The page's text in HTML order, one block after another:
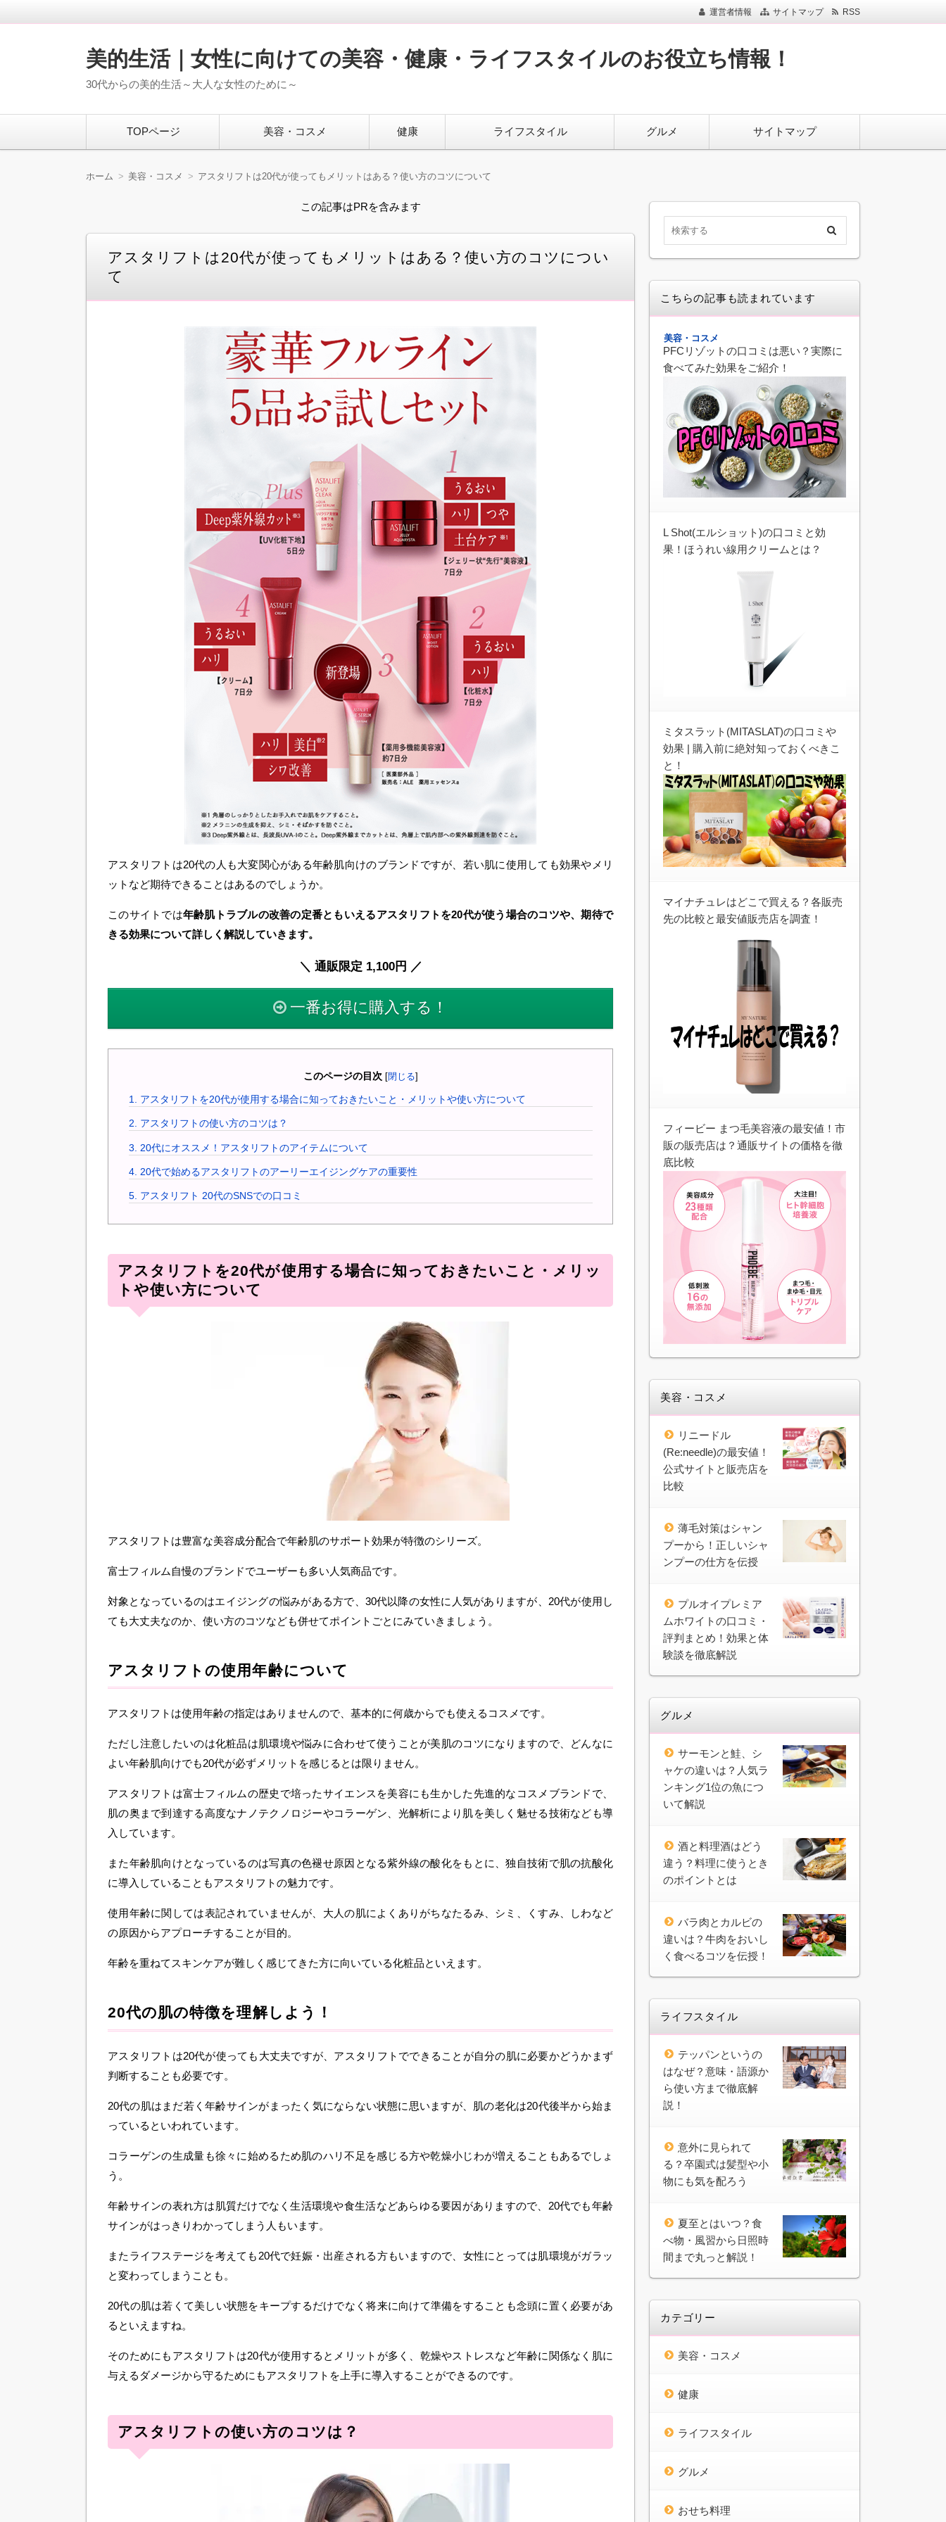
運営者情報 サイトマップ RSS
美的生活｜女性に向けての美容・健康・ライフスタイルのお役立ち情報！
30代からの美的生活～大人な女性のために～
TOPページ 美容・コスメ 健康 ライフスタイル グルメ サイトマップ
ホーム 美容・コスメ アスタリフトは20代が使ってもメリットはある？使い方のコツについて
この記事はPRを含みます
アスタリフトは20代が使ってもメリットはある？使い方のコツについ
て
アスタリフトは20代の人も大変関心がある年齢肌向けのブランドですが、若い肌に使用しても効果やメリ
ットなど期待できることはあるのでしょうか。
このサイトでは年齢肌トラブルの改善の定番ともいえるアスタリフトを20代が使う場合のコツや、期待で
きる効果について詳しく解説していきます。
＼ 通販限定 1,100円 ／
一番お得に購入する！
このページの目次 [閉じる]
1. アスタリフトを20代が使用する場合に知っておきたいこと・メリットや使い方について
2. アスタリフトの使い方のコツは？
3. 20代にオススメ！アスタリフトのアイテムについて
4. 20代で始めるアスタリフトのアーリーエイジングケアの重要性
5. アスタリフト 20代のSNSでの口コミ
アスタリフトを20代が使用する場合に知っておきたいこと・メリッ
トや使い方について
アスタリフトは豊富な美容成分配合で年齢肌のサポート効果が特徴のシリーズ。
富士フィルム自慢のブランドでユーザーも多い人気商品です。
対象となっているのはエイジングの悩みがある方で、30代以降の女性に人気がありますが、20代が使用し
ても大丈夫なのか、使い方のコツなども併せてポイントごとにみていきましょう。
アスタリフトの使用年齢について
アスタリフトは使用年齢の指定はありませんので、基本的に何歳からでも使えるコスメです。
ただし注意したいのは化粧品は肌環境や悩みに合わせて使うことが美肌のコツになりますので、どんなに
よい年齢肌向けでも20代が必ずメリットを感じるとは限りません。
アスタリフトは富士フィルムの歴史で培ったサイエンスを美容にも生かした先進的なコスメブランドで、
肌の奥まで到達する高度なナノテクノロジーやコラーゲン、光解析により肌を美しく魅せる技術なども導
入しています。
また年齢肌向けとなっているのは写真の色褪せ原因となる紫外線の酸化をもとに、独自技術で肌の抗酸化
に導入していることもアスタリフトの魅力です。
使用年齢に関しては表記されていませんが、大人の肌によくありがちなたるみ、シミ、くすみ、しわなど
の原因からアプローチすることが目的。
年齢を重ねてスキンケアが難しく感じてきた方に向いている化粧品といえます。
20代の肌の特徴を理解しよう！
アスタリフトは20代が使っても大丈夫ですが、アスタリフトでできることが自分の肌に必要かどうかまず
判断することも必要です。
20代の肌はまだ若く年齢サインがまったく気にならない状態に思いますが、肌の老化は20代後半から始ま
っているといわれています。
コラーゲンの生成量も徐々に始めるため肌のハリ不足を感じる方や乾燥小じわが増えることもあるでしょ
う。
年齢サインの表れ方は肌質だけでなく生活環境や食生活などあらゆる要因がありますので、20代でも年齢
サインがはっきりわかってしまう人もいます。
またライフステージを考えても20代で妊娠・出産される方もいますので、女性にとっては肌環境がガラッ
と変わってしまうことも。
20代の肌は若くて美しい状態をキープするだけでなく将来に向けて準備をすることも念頭に置く必要があ
るといえますね。
そのためにもアスタリフトは20代が使用するとメリットが多く、乾燥やストレスなど年齢に関係なく肌に
与えるダメージから守るためにもアスタリフトを上手に導入することができるのです。
アスタリフトの使い方のコツは？
こちらの記事も読まれています
美容・コスメ
PFCリゾットの口コミは悪い？実際に
食べてみた効果をご紹介！
L Shot(エルショット)の口コミと効
果！ほうれい線用クリームとは？
ミタスラット(MITASLAT)の口コミや
効果 | 購入前に絶対知っておくべきこ
と！
マイナチュレはどこで買える？各販売
先の比較と最安値販売店を調査！
フィービー まつ毛美容液の最安値！市
販の販売店は？通販サイトの価格を徹
底比較
美容・コスメ
リニードル
(Re:needle)の最安値！
公式サイトと販売店を
比較
薄毛対策はシャン
プーから！正しいシャ
ンプーの仕方を伝授
プルオイプレミア
ムホワイトの口コミ・
評判まとめ！効果と体
験談を徹底解説
グルメ
サーモンと鮭、シ
ャケの違いは？人気ラ
ンキング1位の魚につ
いて解説
酒と料理酒はどう
違う？料理に使うとき
のポイントとは
バラ肉とカルビの
違いは？牛肉をおいし
く食べるコツを伝授！
ライフスタイル
テッパンというの
はなぜ？意味・語源か
ら使い方まで徹底解
説！
意外に見られて
る？卒園式は髪型や小
物にも気を配ろう
夏至とはいつ？食
べ物・風習から日照時
間まで丸っと解説！
カテゴリー
美容・コスメ
健康
ライフスタイル
グルメ
おせち料理